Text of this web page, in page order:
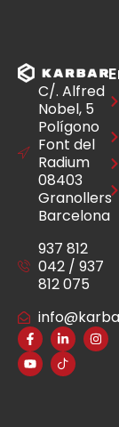
C/. Alfred
Nobel, 5
Polígono
Font del
Radium
08403
Granollers
Barcelona
937 812
042 / 937
812 075